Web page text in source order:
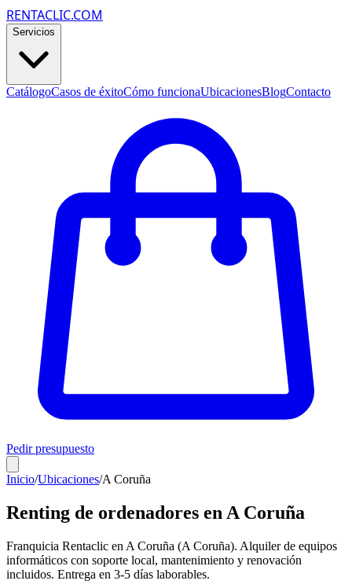
RENTACLIC.COM
Servicios
CatálogoCasos de éxitoCómo funcionaUbicacionesBlogContacto
Pedir presupuesto
Inicio/Ubicaciones/A Coruña
Renting de ordenadores en A Coruña
Franquicia Rentaclic en A Coruña (A Coruña). Alquiler de equipos
informáticos con soporte local, mantenimiento y renovación
incluidos. Entrega en 3-5 días laborables.